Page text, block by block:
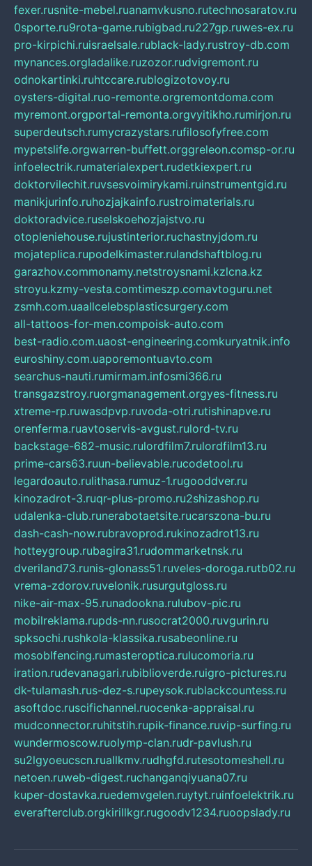
fexer.rusnite-mebel.ruanamvkusno.rutechnosaratov.ru
0sporte.ru9rota-game.rubigbad.ru227gp.ruwes-ex.ru
pro-kirpichi.ruisraelsale.rublack-lady.rustroy-db.com
mynances.orgladalike.ruzozor.rudvigremont.ru
odnokartinki.ruhtccare.rublogizotovoy.ru
oysters-digital.ruo-remonte.orgremontdoma.com
myremont.orgportal-remonta.orgvyitikho.rumirjon.ru
superdeutsch.rumycrazystars.rufilosofyfree.com
mypetslife.orgwarren-buffett.orggreleon.comsp-or.ru
infoelectrik.rumaterialexpert.rudetkiexpert.ru
doktorvilechit.ruvsesvoimirykami.ruinstrumentgid.ru
manikjurinfo.ruhozjajkainfo.rustroimaterials.ru
doktoradvice.ruselskoehozjajstvo.ru
otopleniehouse.rujustinterior.ruchastnyjdom.ru
mojateplica.rupodelkimaster.rulandshaftblog.ru
garazhov.commonamy.netstroysnami.kzlcna.kz
stroyu.kzmy-vesta.comtimeszp.comavtoguru.net
zsmh.com.uaallcelebsplasticsurgery.com
all-tattoos-for-men.compoisk-auto.com
best-radio.com.uaost-engineering.comkuryatnik.info
euroshiny.com.uaporemontuavto.com
searchus-nauti.rumirmam.infosmi366.ru
transgazstroy.ruorgmanagement.orgyes-fitness.ru
xtreme-rp.ruwasdpvp.ruvoda-otri.rutishinapve.ru
orenferma.ruavtoservis-avgust.rulord-tv.ru
backstage-682-music.rulordfilm7.rulordfilm13.ru
prime-cars63.ruun-believable.rucodetool.ru
legardoauto.rulithasa.rumuz-1.rugooddver.ru
kinozadrot-3.ruqr-plus-promo.ru2shizashop.ru
udalenka-club.runerabotaetsite.rucarszona-bu.ru
dash-cash-now.rubravoprod.rukinozadrot13.ru
hotteygroup.rubagira31.rudommarketnsk.ru
dveriland73.runis-glonass51.ruveles-doroga.rutb02.ru
vrema-zdorov.ruvelonik.rusurgutgloss.ru
nike-air-max-95.runadookna.rulubov-pic.ru
mobilreklama.rupds-nn.rusocrat2000.ruvgurin.ru
spksochi.rushkola-klassika.rusabeonline.ru
mosoblfencing.rumasteroptica.rulucomoria.ru
iration.rudevanagari.rubiblioverde.ruigro-pictures.ru
dk-tulamash.rus-dez-s.rupeysok.rublackcountess.ru
asoftdoc.ruscifichannel.ruocenka-appraisal.ru
mudconnector.ruhitstih.rupik-finance.ruvip-surfing.ru
wundermoscow.ruolymp-clan.rudr-pavlush.ru
su2lgyoeucscn.ruallkmv.rudhgfd.rutesotomeshell.ru
netoen.ruweb-digest.ruchanganqiyuana07.ru
kuper-dostavka.ruedemvgelen.ruytyt.ruinfoelektrik.ru
everafterclub.orgkirillkgr.rugoodv1234.ruoopslady.ru